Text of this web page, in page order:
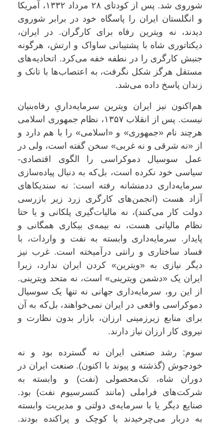
شوروی شد. پس از کودتای ۲۸ مرداد ۱۳۳۲، آمریکا
و انگلستان ایران را پاسگاه خود در برابر شوروی
دیدند، نه ویترین رفاه برای کارگران. در ایران،
دیکتاتوری شاه با پشتیبانی ساواک و ارتش، هرگونه
جنبش کارگری را در نطفه خفه می‌کرد. اتحادیه‌های
مستقل هرگز شکل نگرفت، به اعتصاب‌ها با تانک و
زندان پاسخ داده می‌شد.
هم‌اکنون نیز ایران ویترین سرمایه‌داریِ رفاه‌بنیان
نیست. پس از انقلاب ۱۳۵۷، نظام جمهوری اسلامی
هرچند نام «جمهوری» و «اسلامی» را با هم دارد و
از «نه شرقی و نه غربی» سخن گفته است، ولی در
عمل سوسیال دموکراسی را الگوی اقتصادی-
سیاسی خود نکرده است، بل‌که به دنبال پیاده‌سازی
سرمایه‌داری ددمنشانه رفته است: نه سندیکاهای
آزاد هست (انجمن‌های کارگری زرد زیر بازرسی
دولت کار می‌کنند)، نه مالیات‌گیری پلکانی و یا حتا
نظام مالیاتی هست، نه بیمه‌ی بیکاری همگانی و
پایدار. سرمایه‌داری وابسته به نفت و واردات، با
فساد ساختاری و رانتی درآمیخته است. غرب نیز
دیگر نیازی به «ویترین» کردن ایران ندارد، زیرا
ایران یک «دشمن ویترینی» است، نه متحد ویترینی.
از این رو، سرمایه‌داری جهانی نه تنها یک سوسیال
دموکراسی واقعی در ایران نمی‌خواهند، بل‌که به آن
برای منابع زیرزمینی ارزان، بازار بدون نظارت و
نیروی کار ارزان نیاز دارند .
سوم: رشد صنعتی ایران نه گسترده بود و نه
خودجوش (گذشته و پیوند با اکنون). صنعت ایران در
دوران شاه، تک‌محصولی (نفت) و وابسته به
شرکت‌های فراملی (مانند کنسرسیوم نفت) بود.
صنایع دیگر یا با سرمایه‌ی دولتی و مدیریت وابسته
به دربار می‌چرخیدند یا کوچک و پراکنده بودند.